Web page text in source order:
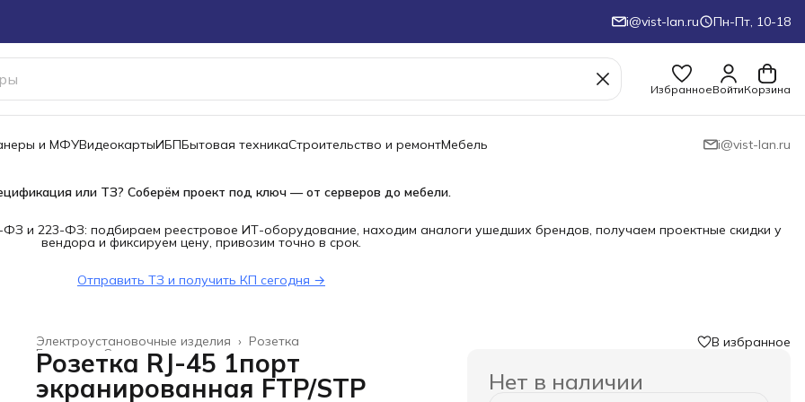
i@vist-lan.ru Пн-Пт, 10-18
ИзбранноеВойтиКорзина
и МФУВидеокартыИБПБытовая техникаСтроительство и ремонтМебель i@vist-lan.ru
или ТЗ? Соберём проект под ключ — от серверов до мебели.
и 223-ФЗ: подбираем реестровое ИТ-оборудование, находим аналоги ушедших брендов, получаем проектные скидки у
вендора и фиксируем цену, привозим точно в срок.
Отправить ТЗ и получить КП сегодня →
Розетка
Электроустановочные изделия ›
Строительство и ремонт
Главная
Розетка RJ-45 1порт
экранированная FTP/STP
В избранное
Нет в наличии